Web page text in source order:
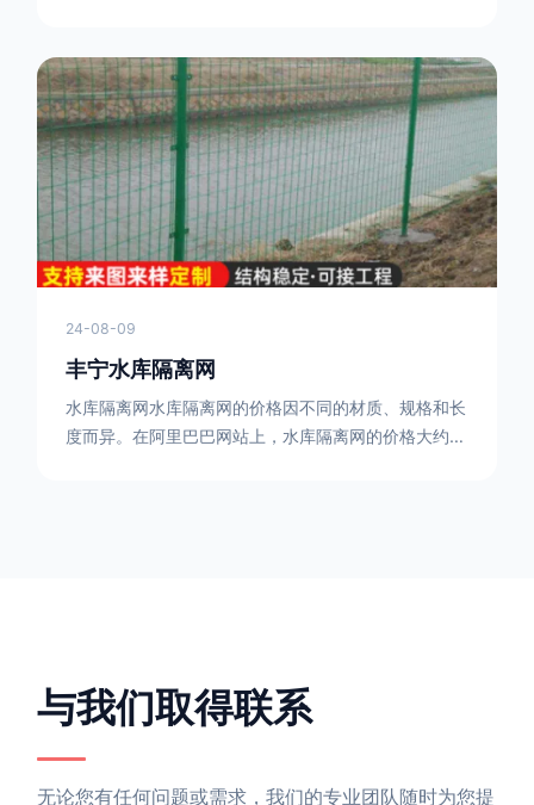
整。体育场围栏网的材质有很多种，如钢丝绳网、聚酯
纤维网、玻璃纤维网等。不同材质的体育场围栏网具有
不同的特点和优缺点。例如，钢丝绳网具有强度高、耐
腐蚀、耐磨损等特点；聚酯纤维网则具有柔韧性好、透
气性好等特点。体育场围栏网是一种
24-08-09
丰宁水库隔离网
水库隔离网水库隔离网的价格因不同的材质、规格和长
度而异。在阿里巴巴网站上，水库隔离网的价格大约在
与我们取得联系
无论您有任何问题或需求，我们的专业团队随时为您提